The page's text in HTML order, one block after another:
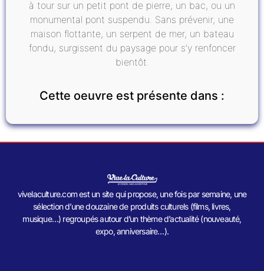
à tour sur un petit pont de pierre, un bac, ou un
monumental pont suspendu. Sans prévenir, une
maison flottante, un serpent de mer, un bateau
fondu, surgissent du paysage pour s'y renfoncer
bientôt.
Cette oeuvre est présente dans :
vivelaculture.com est un site qui propose, une fois par semaine, une
sélection d’une douzaine de produits culturels (films, livres,
musique…) regroupés autour d’un thème d’actualité (nouveauté,
expo, anniversaire…).